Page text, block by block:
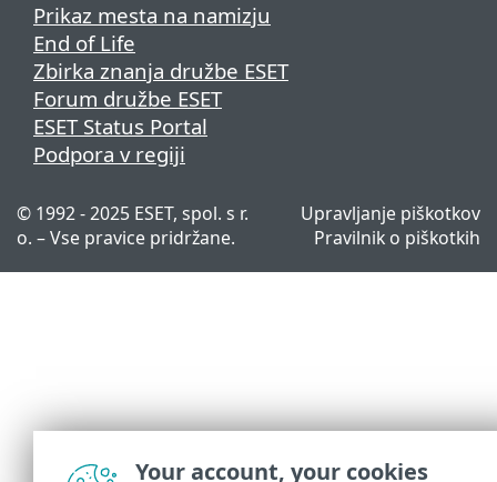
Prikaz mesta na namizju
End of Life
Zbirka znanja družbe ESET
Forum družbe ESET
ESET Status Portal
Podpora v regiji
© 1992 - 2025 ESET, spol. s r.
o. – Vse pravice pridržane.
Upravljanje piškotkov
Pravilnik o piškotkih
Your account, your cookies